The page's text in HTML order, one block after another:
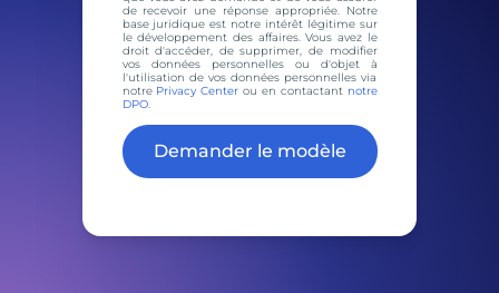
de recevoir une réponse appropriée. Notre
base juridique est notre intérêt légitime sur
le développement des affaires. Vous avez le
droit d'accéder, de supprimer, de modifier
vos données personnelles ou d'objet à
l'utilisation de vos données personnelles via
notre Privacy Centerou en contactant notre
DPO.